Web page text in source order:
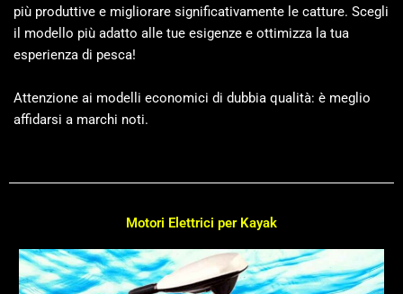
più produttive e migliorare significativamente le catture. Scegli
il modello più adatto alle tue esigenze e ottimizza la tua
esperienza di pesca!
Attenzione ai modelli economici di dubbia qualità: è meglio
affidarsi a marchi noti.
Motori Elettrici per Kayak